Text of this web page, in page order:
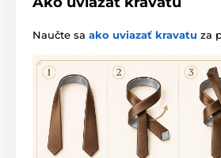
Naučte sa ako uviazať kravatu za